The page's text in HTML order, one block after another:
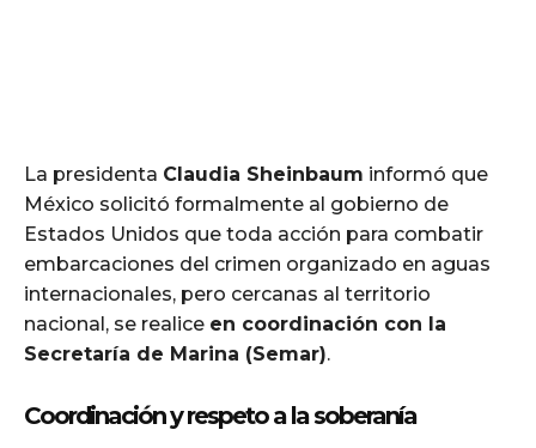
La presidenta Claudia Sheinbaum informó que
México solicitó formalmente al gobierno de
Estados Unidos que toda acción para combatir
embarcaciones del crimen organizado en aguas
internacionales, pero cercanas al territorio
nacional, se realice en coordinación con la
Secretaría de Marina (Semar).
Coordinación y respeto a la soberanía